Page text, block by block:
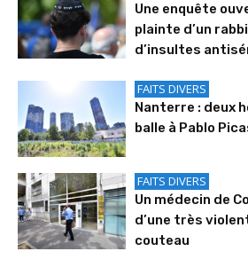
Une enquête
plainte d’un
d’insultes
FAITS DIVERS
Nanterre : deux
balle à Pablo
FAITS DIVERS
Un médecin de
d’une très
couteau